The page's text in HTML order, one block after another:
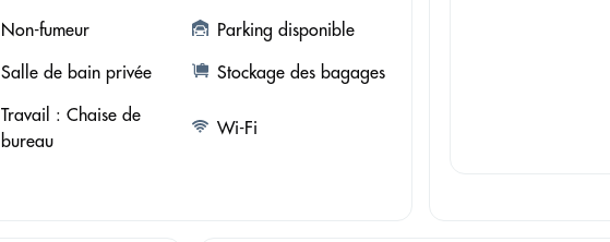
Non-fumeur
Parking disponible
Salle de bain privée Stockage des bagages
Travail : Chaise de
bureau
Wi-Fi